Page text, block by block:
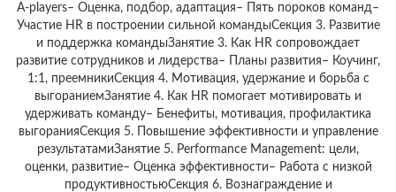
A-players– Оценка, подбор, адаптация– Пять пороков команд–
Участие HR в построении сильной командыСекция 3. Развитие
и поддержка командыЗанятие 3. Как HR сопровождает
развитие сотрудников и лидерства– Планы развития– Коучинг,
1:1, преемникиСекция 4. Мотивация, удержание и борьба с
выгораниемЗанятие 4. Как HR помогает мотивировать и
удерживать команду– Бенефиты, мотивация, профилактика
выгоранияСекция 5. Повышение эффективности и управление
результатамиЗанятие 5. Performance Management: цели,
оценки, развитие– Оценка эффективности– Работа с низкой
продуктивностьюСекция 6. Вознаграждение и